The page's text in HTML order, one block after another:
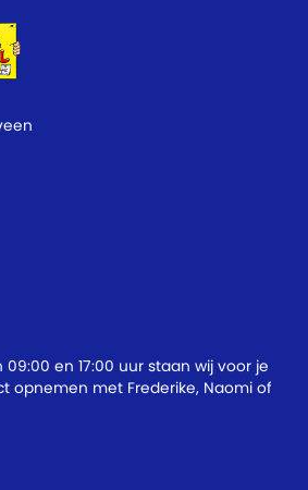
en 17:00 uur staan wij voor je
opnemen met Frederike, Naomi of